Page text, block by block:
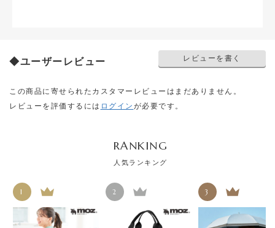
◆ユーザーレビュー レビューを書く
この商品に寄せられたカスタマーレビューはまだありません。
レビューを評価するには ログイン が必要です。
RANKING
人気ランキング
1 2 3